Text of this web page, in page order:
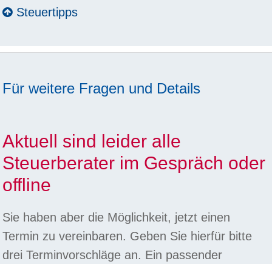
Steuertipps
Für weitere Fragen und Details
Aktuell sind leider alle
Steuerberater im Gespräch oder
offline
Sie haben aber die Möglichkeit, jetzt einen
Termin zu vereinbaren. Geben Sie hierfür bitte
drei Terminvorschläge an. Ein passender